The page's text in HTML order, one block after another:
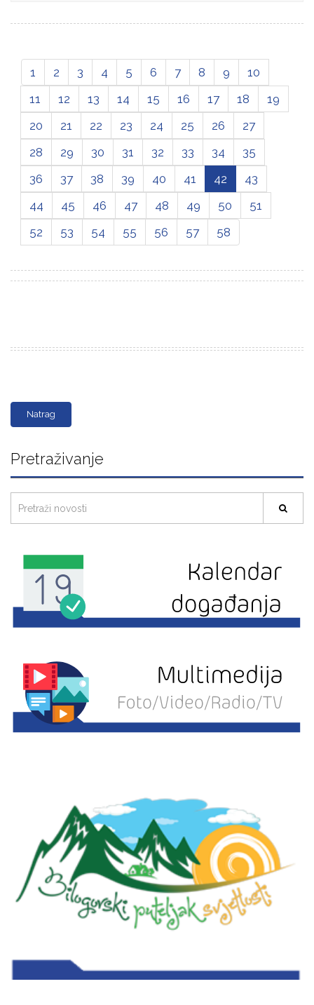
1 2 3 4 5 6 7 8 9
10
11
12 13 14 15 16 17 18
19
20
21 22 23 24 25 26
27
28
29 30 31 32 33 34
35
36
37 38 39 40 41 42
43
44
45 46 47 48 49 50
51
52
53 54 55 56 57 58
Natrag
Pretraživanje